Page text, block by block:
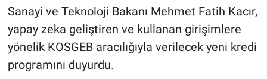
Sanayi ve Teknoloji Bakanı Mehmet Fatih Kacır,
yapay zeka geliştiren ve kullanan girişimlere
yönelik KOSGEB aracılığıyla verilecek yeni kredi
programını duyurdu.